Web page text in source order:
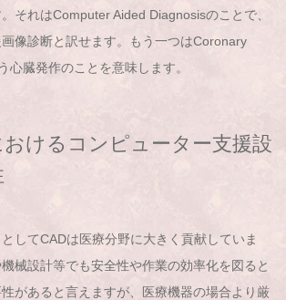
それはComputer Aided Diagnosisのことで、
像診断と訳せます。もう一つはCoronary
心臓発作のことを意味します。
おけるコンピューター支援設
してCADは医療分野に大きく貢献していま
械設計等でも安全性や作業の効率化を図ると
があると言えますが、医療機器の場合より厳